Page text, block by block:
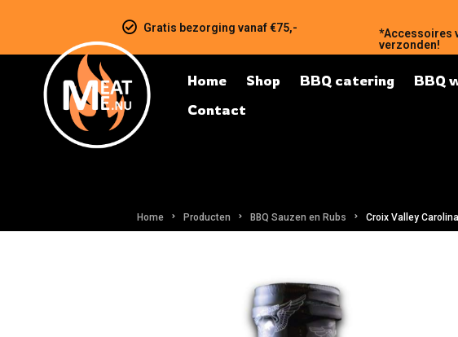
Gratis bezorging vanaf €75,-
*Accessoires
verzonden!
Home Shop BBQ catering BBQ
Contact
Home Producten BBQ Sauzen en Rubs Croix Valley